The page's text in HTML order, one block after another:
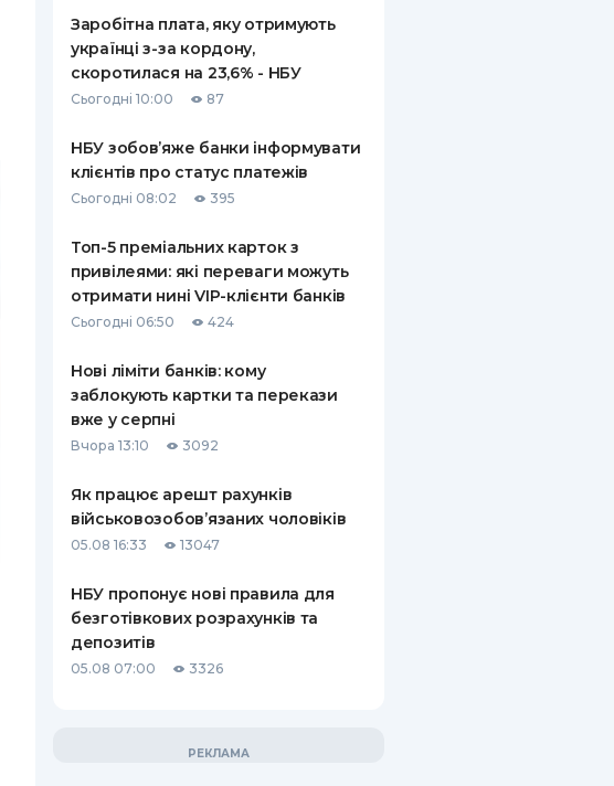
Заробітна плата, яку отримують
українці з-за кордону,
скоротилася на 23,6% - НБУ
Сьогодні 10:00 87
НБУ зобов’яже банки інформувати
клієнтів про статус платежів
Сьогодні 08:02 395
Топ-5 преміальних карток з
привілеями: які переваги можуть
отримати нині VIP-клієнти банків
Сьогодні 06:50 424
Нові ліміти банків: кому
заблокують картки та перекази
вже у серпні
Вчора 13:10 3092
Як працює арешт рахунків
військовозобов’язаних чоловіків
05.08 16:33 13047
НБУ пропонує нові правила для
безготівкових розрахунків та
депозитів
05.08 07:00 3326